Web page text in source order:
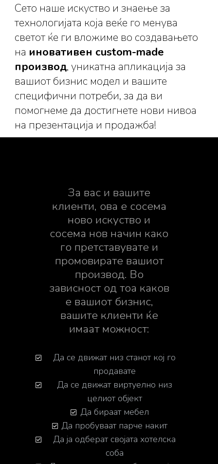
Сето наше искуство и знаење за
технологијата која веќе го менува
светот ќе ги вложиме во создавањето
на иновативен custom-made
производ, уникатна апликација за
вашиот бизнис модел и вашите
специфични потреби, за да ви
помогнеме да достигнете нови нивоа
на презентација и продажба!
За вас и вашите
клиенти, ова е сосема
ново искуство и
сосема нов начин како
го претставувате и
промовирате вашиот
производ. Во
зависност од тоа каков
е вашиот бизнис,
вашите клиенти ќе
имаат можност:
Да се движат низ станот кој го
продавате
Да се движат виртуелно низ
целиот објект
Да бираат мебел
Да пробуваат парче накит
Да ја одберат својата хотелска
соба